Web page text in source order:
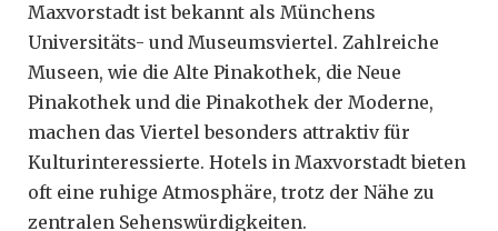
Maxvorstadt ist bekannt als Münchens
Universitäts- und Museumsviertel. Zahlreiche
Museen, wie die Alte Pinakothek, die Neue
Pinakothek und die Pinakothek der Moderne,
machen das Viertel besonders attraktiv für
Kulturinteressierte. Hotels in Maxvorstadt bieten
oft eine ruhige Atmosphäre, trotz der Nähe zu
zentralen Sehenswürdigkeiten.